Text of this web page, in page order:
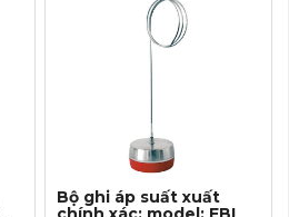
Bộ ghi áp suất xuất